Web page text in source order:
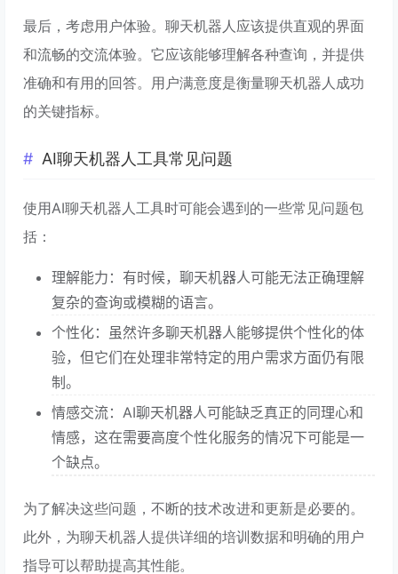
最后，考虑用户体验。聊天机器人应该提供直观的界面
和流畅的交流体验。它应该能够理解各种查询，并提供
准确和有用的回答。用户满意度是衡量聊天机器人成功
的关键指标。
AI聊天机器人工具常见问题
使用AI聊天机器人工具时可能会遇到的一些常见问题包
括：
理解能力：有时候，聊天机器人可能无法正确理解
复杂的查询或模糊的语言。
个性化：虽然许多聊天机器人能够提供个性化的体
验，但它们在处理非常特定的用户需求方面仍有限
制。
情感交流：AI聊天机器人可能缺乏真正的同理心和
情感，这在需要高度个性化服务的情况下可能是一
个缺点。
为了解决这些问题，不断的技术改进和更新是必要的。
此外，为聊天机器人提供详细的培训数据和明确的用户
指导可以帮助提高其性能。